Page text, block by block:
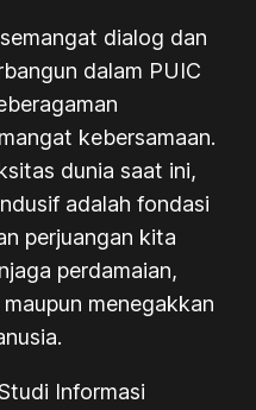
dialog dan
dalam PUIC
kebersamaan.
dunia saat ini,
adalah fondasi
perjuangan kita
perdamaian,
menegakkan
Informasi